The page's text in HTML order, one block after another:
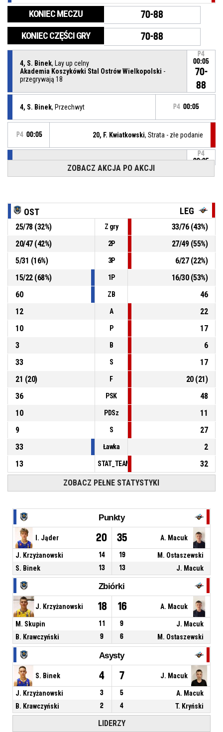
KONIEC MECZU 70-88
KONIEC CZĘŚCI GRY 70-88
4, S. Binek, Lay up celny
Akademia Koszykówki Stal Ostrów Wielkopolski -
przegrywają 18
P4
00:05
70-
88
4, S. Binek, Przechwyt P4 00:05
P4 00:05 20, F. Kwiatkowski, Strata - złe podanie
4, S. Binek, Rzut wolny 2z2 celny
Akademia Koszykówki Stal Ostrów Wielkopolski
przegrywają 20
P4
00:05
4, S. Binek
Akademia Koszykówki Stal Ostrów Wielkopolski
przegrywają 21
00:05
67-
88
P4 00:05 20, F. Kwiatkowski , Faul osobisty
P4 5, S. Pawlak , Strata - błąd kroków
ZOBACZ AKCJA PO AKCJI
OST LEG
25/78(32%) Z gry 33/76(43%)
20/47(42%) 2P 27/49(55%)
5/31 (16%) 3P 6/27(22%)
15/22(68%) 1P 16/30(53%)
60
ZB
46
12
A
22
10
P
17
3
B
6
33
S
17
21 (20) F 20(21)
36
PSK
48
10
PDSz
11
9
S
27
33
Ławka
2
13
32
ZOBACZ PEŁNE STATYSTYKI
Punkty
I. Jąder 20 35 A. Macuk
J. Krzyżanowski 14 19
M. Ostaszewski
S. Binek
13 13 J. Macuk
Zbiórki
J. Krzyżanowski 18 16 A. Macuk
M. Skupin 11 9
J. Macuk
B. Krawczyński
9 6 M. Ostaszewski
Asysty
S. Binek 4 7 J. Macuk
J. Krzyżanowski 3 5
A. Macuk
B. Krawczyński
2 4 T. Kryński
LIDERZY